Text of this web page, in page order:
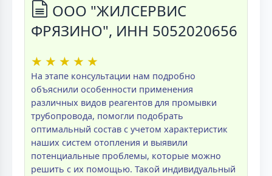
ООО "ЖИЛСЕРВИС
ФРЯЗИНО", ИНН 5052020656
★ ★ ★ ★ ★
На этапе консультации нам подробно
объяснили особенности применения
различных видов реагентов для промывки
трубопровода, помогли подобрать
оптимальный состав с учетом характеристик
наших систем отопления и выявили
потенциальные проблемы, которые можно
решить с их помощью. Такой индивидуальный